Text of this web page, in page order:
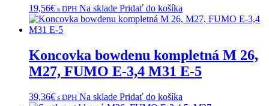
19,56€ s DPH Na sklade Pridať do košíka
Koncovka bowdenu kompletná M 26,
M27, FUMO E-3,4 M31 E-5
39,36€ s DPH Na sklade Pridať do košíka